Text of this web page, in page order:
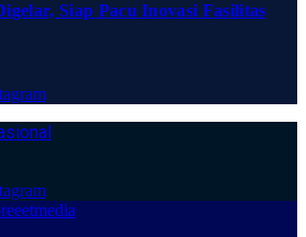
Siap Pacu Inovasi Fasilitas